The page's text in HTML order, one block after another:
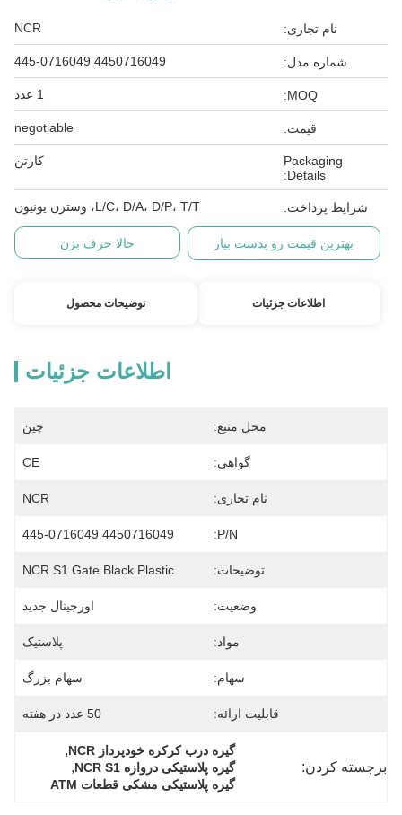
نام تجاری: NCR
شماره مدل: 4450716049 445-0716049
MOQ: 1 عدد
قیمت: negotiable
Packaging
Details:
کارتن
شرایط پرداخت: L/C، D/A، D/P، T/T، وسترن یونیون
بهترین قیمت رو بدست بیار حالا حرف بزن
اطلاعات جزئیات توضیحات محصول
اطلاعات جزئیات
محل منبع: چین
گواهی: CE
نام تجاری: NCR
P/N:
4450716049 445-0716049
توضیحات: NCR S1 Gate Black Plastic
وضعیت: اورجینال جدید
مواد: پلاستیک
سهام: سهام بزرگ
قابلیت ارائه: 50 عدد در هفته
برجسته کردن:
گیره درب کرکره خودپرداز NCR ,
گیره پلاستیکی دروازه NCR S1 ,
گیره پلاستیکی مشکی قطعات ATM